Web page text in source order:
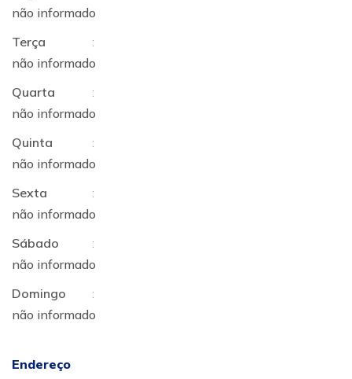
não informado
Terça
:
não informado
Quarta
:
não informado
Quinta
:
não informado
Sexta
:
não informado
Sábado
:
não informado
Domingo
:
não informado
Endereço